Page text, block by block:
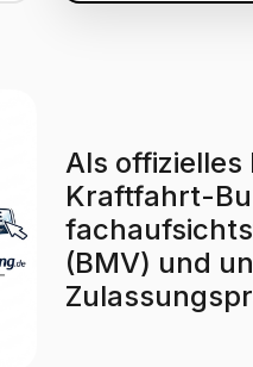
Als offizielles
Kraftfahrt-
(BMV) und